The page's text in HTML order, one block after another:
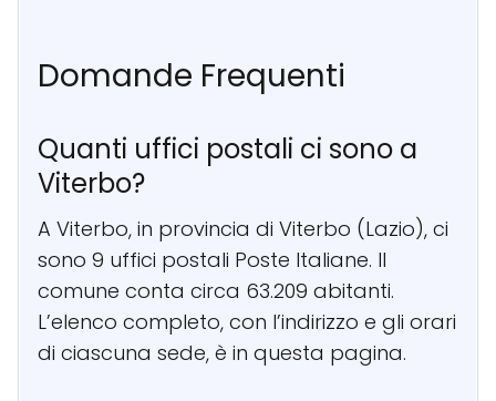
Domande Frequenti
Quanti uffici postali ci sono a
Viterbo?
A Viterbo, in provincia di Viterbo (Lazio), ci
sono 9 uffici postali Poste Italiane. Il
comune conta circa 63.209 abitanti.
L’elenco completo, con l’indirizzo e gli orari
di ciascuna sede, è in questa pagina.